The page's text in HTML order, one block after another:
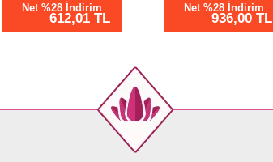
Net %28 İndirim
936,00 TL
Net %28 İndirim
936,00 TL